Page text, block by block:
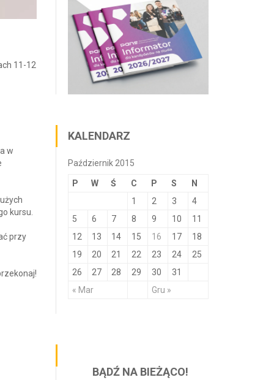
11-12
w
kursu.
przy
KALENDARZ
Październik 2015
P W Ś C P S N
« Mar Gru »
1 2 3
4
5
6 7 8 9 10
11
12
13 14 15 16 17
18
19
20 21 22 23 24
25
26
27 28 29 30 31
BĄDŹ NA BIEŻĄCO!